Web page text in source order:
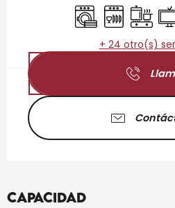
LavadoraLavavajillas
Placa
+ 24 otro(s)
Capacidad